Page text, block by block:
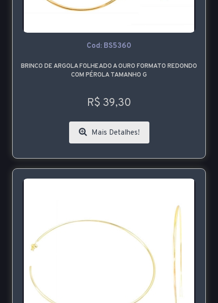
Cod: BS5360
BRINCO DE ARGOLA FOLHEADO A OURO FORMATO REDONDO
COM PÉROLA TAMANHO G
R$ 39,30
Mais Detalhes!